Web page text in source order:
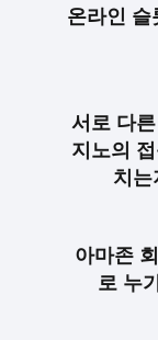
온라인 슬
서로 다
지노의
치
아마존
로 누